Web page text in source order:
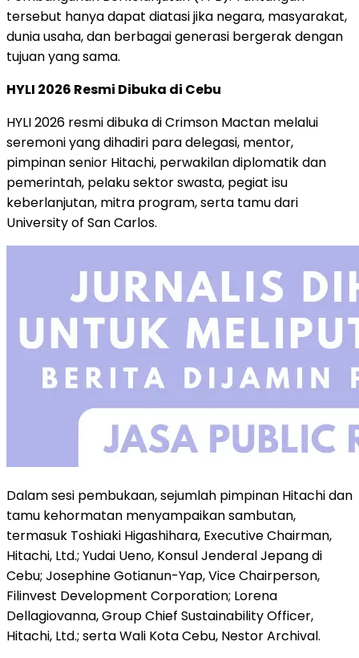
tersebut hanya dapat diatasi jika negara, masyarakat,
dunia usaha, dan berbagai generasi bergerak dengan
tujuan yang sama.
HYLI 2026 Resmi Dibuka di Cebu
HYLI 2026 resmi dibuka di Crimson Mactan melalui
seremoni yang dihadiri para delegasi, mentor,
pimpinan senior Hitachi, perwakilan diplomatik dan
pemerintah, pelaku sektor swasta, pegiat isu
keberlanjutan, mitra program, serta tamu dari
University of San Carlos.
Dalam sesi pembukaan, sejumlah pimpinan Hitachi dan
tamu kehormatan menyampaikan sambutan,
termasuk Toshiaki Higashihara, Executive Chairman,
Hitachi, Ltd.; Yudai Ueno, Konsul Jenderal Jepang di
Cebu; Josephine Gotianun-Yap, Vice Chairperson,
Filinvest Development Corporation; Lorena
Dellagiovanna, Group Chief Sustainability Officer,
Hitachi, Ltd.; serta Wali Kota Cebu, Nestor Archival.